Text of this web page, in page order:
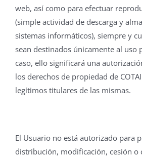
web, así como para efectuar
(simple actividad de descarga y
sistemas informáticos), siempre y
sean destinados únicamente al uso
caso, ello significará una
los derechos de propiedad de
legítimos titulares de las mismas.
El Usuario no está autorizado para
distribución, modificación, cesión o